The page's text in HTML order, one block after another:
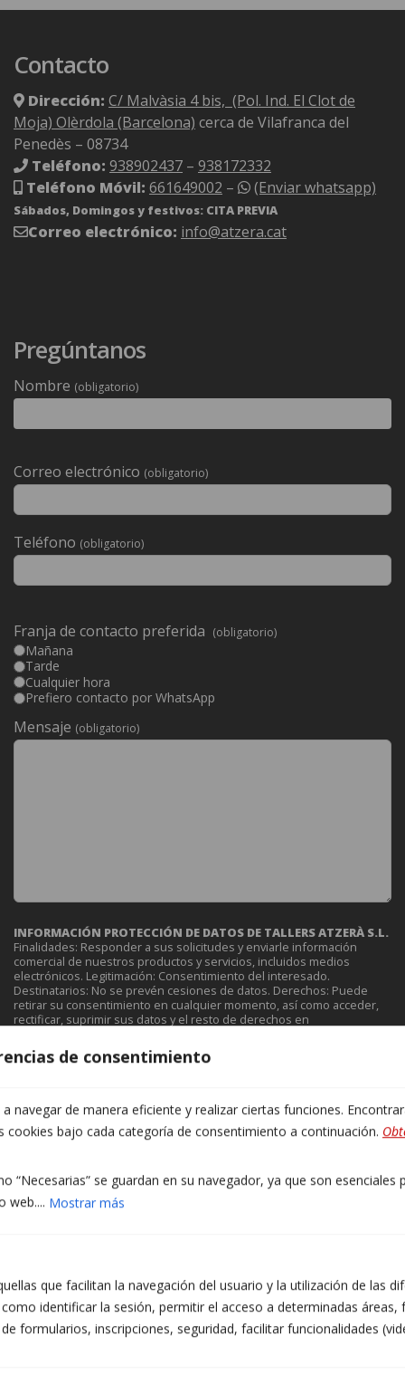
de consentimiento
navegar de manera eficiente y realizar ciertas funciones.
cookies bajo cada categoría de consentimiento a continuación.
“Necesarias” se guardan en su navegador, ya que son esenciales
web.... Mostrar más
que facilitan la navegación del usuario y la utilización de las
identificar la sesión, permitir el acceso a determinadas áreas,
formularios, inscripciones, seguridad, facilitar funcionalidades
Contacto
Dirección: C/ Malvàsia 4 bis, (Pol. Ind. El Clot de
Moja) Olèrdola (Barcelona) cerca de Vilafranca del
Penedès – 08734
Teléfono: 938902437 – 938172332
Teléfono Móvil: 661649002 – (Enviar whatsapp)
Sábados, Domingos y festivos: CITA PREVIA
Correo electrónico: info@atzera.cat
Pregúntanos
Nombre (obligatorio)
aquest
buit.
Correo electrónico (obligatorio)
Teléfono (obligatorio)
Franja de contacto preferida (obligatorio)
Mañana
Tarde
Cualquier hora
Prefiero contacto por WhatsApp
Mensaje (obligatorio)
INFORMACIÓN PROTECCIÓN DE DATOS DE TALLERS ATZERÀ S.L.
Finalidades: Responder a sus solicitudes y enviarle información
comercial de nuestros productos y servicios, incluidos medios
electrónicos. Legitimación: Consentimiento del interesado.
Destinatarios: No se prevén cesiones de datos. Derechos: Puede
retirar su consentimiento en cualquier momento, así como acceder,
rectificar, suprimir sus datos y el resto de derechos en
en el enlace de Aviso Legal.
He leído y acepto la Política de Privacidad.
(obligatorio)